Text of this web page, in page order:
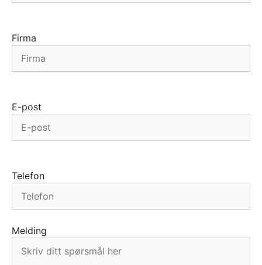
Firma
E-post
Telefon
Melding